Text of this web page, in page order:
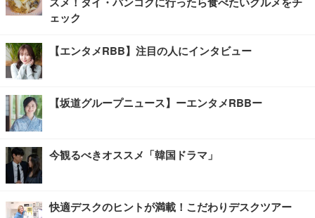
ェック
【エンタメRBB】注目の人にインタビュー
【坂道グループニュース】ーエンタメRBBー
今観るべきオススメ「韓国ドラマ」
快適デスクのヒントが満載！こだわりデスクツアー